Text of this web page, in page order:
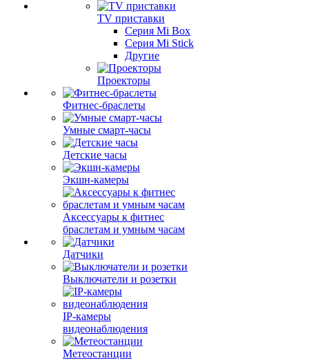
TV приставки
Серия Mi Box
Серия Mi Stick
Другие
Проекторы
Фитнес-браслеты
Умные смарт-часы
Детские часы
Экшн-камеры
Аксессуары к фитнес
браслетам и умным часам
Датчики
Выключатели и розетки
IP-камеры
видеонаблюдения
Метеостанции